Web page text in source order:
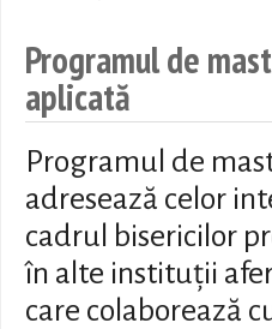
Programul de
aplicată
Programul de
adresează celor
cadrul bisericilor
în alte instituții
care colaborează